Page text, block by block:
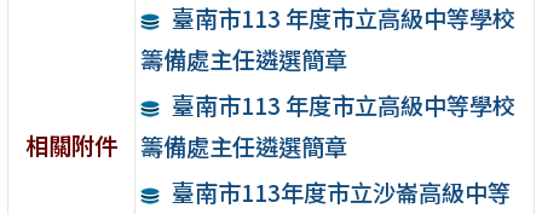
相關附件
臺南市113 年度市立高級中等學校
籌備處主任遴選簡章
臺南市113 年度市立高級中等學校
籌備處主任遴選簡章
臺南市113年度市立沙崙高級中等